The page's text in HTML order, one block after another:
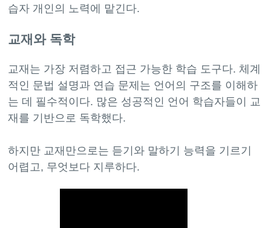
교재와 독학
교재는 가장 저렴하고 접근 가능한 학습 도구다. 체계
적인 문법 설명과 연습 문제는 언어의 구조를 이해하
는 데 필수적이다. 많은 성공적인 언어 학습자들이 교
재를 기반으로 독학했다.
하지만 교재만으로는 듣기와 말하기 능력을 기르기